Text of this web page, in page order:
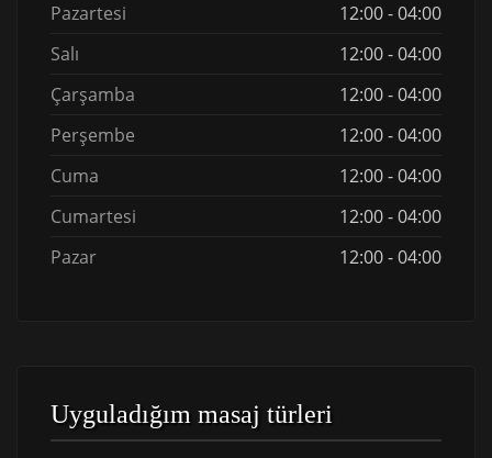
Pazartesi
12:00 - 04:00
Salı
12:00 - 04:00
Çarşamba
12:00 - 04:00
Perşembe
12:00 - 04:00
Cuma
12:00 - 04:00
Cumartesi
12:00 - 04:00
Pazar
12:00 - 04:00
Uyguladığım masaj türleri